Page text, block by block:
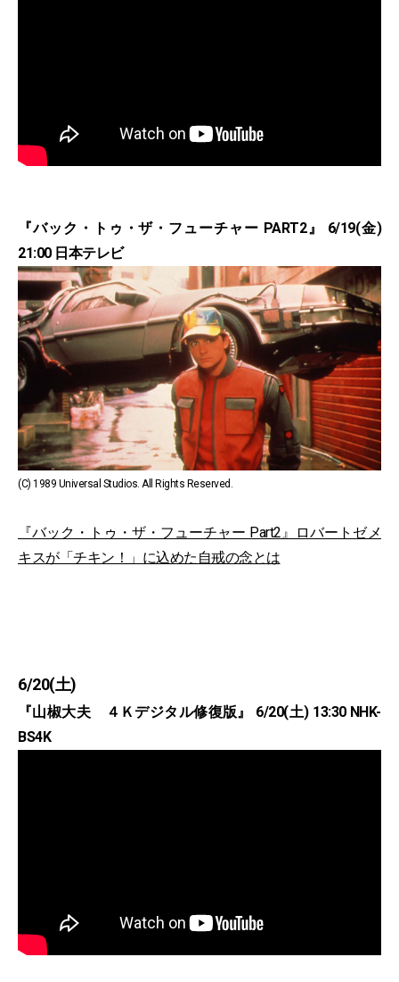
『バック・トゥ・ザ・フューチャー PART2』 6/19(金)
21:00 日本テレビ
(C) 1989 Universal Studios. All Rights Reserved.
『バック・トゥ・ザ・フューチャー Part2』ロバートゼメ
キスが「チキン！」に込めた自戒の念とは
6/20(土)
『山椒大夫 ４Ｋデジタル修復版』 6/20(土) 13:30 NHK-
BS4K